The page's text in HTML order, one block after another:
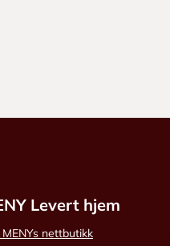
Levert hjem
MENYs nettbutikk